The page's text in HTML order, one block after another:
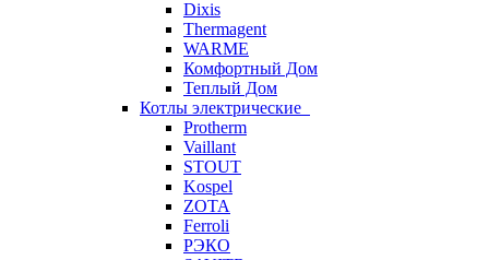
Dixis
Thermagent
WARME
Комфортный Дом
Теплый Дом
Котлы электрические
Protherm
Vaillant
STOUT
Kospel
ZOTA
Ferroli
РЭКО